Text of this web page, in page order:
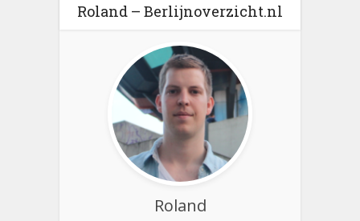
Roland – Berlijnoverzicht.nl
Roland